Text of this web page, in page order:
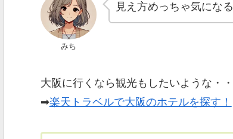
みち
見え方めっちゃ気になる
大阪に行くなら観光もしたいような・
➡楽天トラベルで大阪のホテルを探す！